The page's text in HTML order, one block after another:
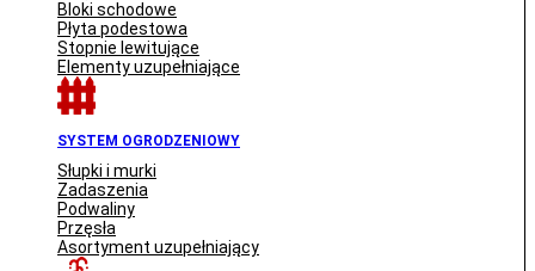
Bloki schodowe
Płyta podestowa
Stopnie lewitujące
Elementy uzupełniające
SYSTEM OGRODZENIOWY
Słupki i murki
Zadaszenia
Podwaliny
Przęsła
Asortyment uzupełniający